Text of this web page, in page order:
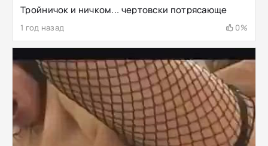
Тройничок и ничком... чертовски потрясающе
1 год назад 0%